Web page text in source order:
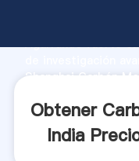
Agarrando fuerte
Shanghai Carbón
Obtener
India